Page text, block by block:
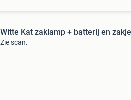
Witte Kat zaklamp + batterij en zakje
Zie scan.